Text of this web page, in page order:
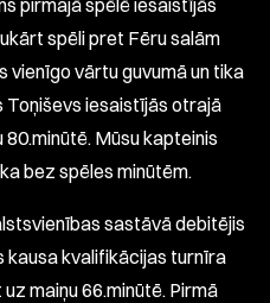
pirmajā spēlē iesaistījās
spēli pret Fēru salām
vārtu guvumā un tika
Toņiševs iesaistījās otrajā
80.minūtē. Mūsu kapteinis
bez spēles minūtēm.
sastāvā debitējis
kausa kvalifikācijas turnīra
maiņu 66.minūtē. Pirmā